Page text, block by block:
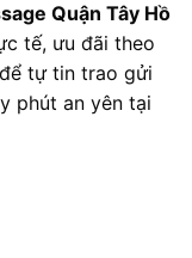
Quận Tây Hồ
tế, ưu đãi theo
tự tin trao gửi
phút an yên tại